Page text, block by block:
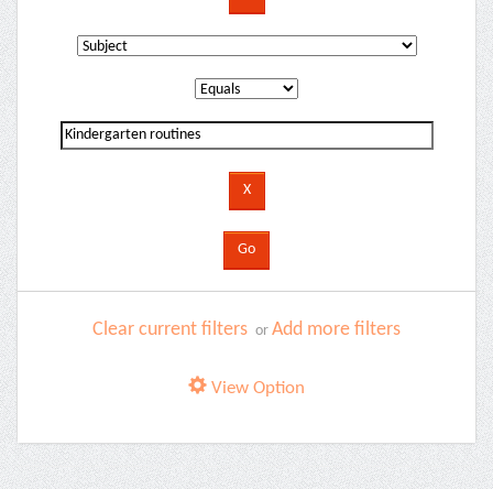
Clear current filters or Add more filters
View Option